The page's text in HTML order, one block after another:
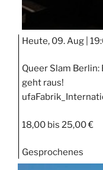
Heute, 09. Aug |
Queer Slam
geht raus!
18,00 bis 25,00 €
Gesprochenes